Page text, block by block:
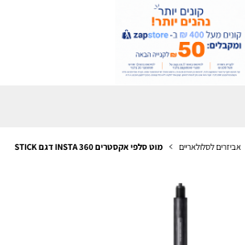
אביזרים לסלולאריים מוט סלפי אקסטרים INSTA 360 דגם IN87CINSAAVV ACTION INVISIBLE SELFIE STICK